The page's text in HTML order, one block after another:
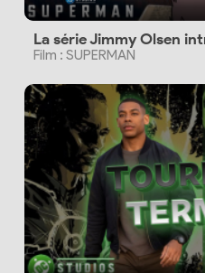
La série Jimmy Olsen
Film : SUPERMAN